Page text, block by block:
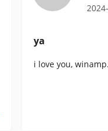
ya
i love you,